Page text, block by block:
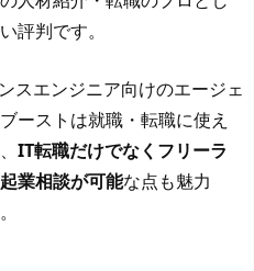
評判です。
スエンジニア向けのエージェ
ーストは就職・転職に使え
IT転職だけでなくフリーラ
業相談が可能な点も魅力